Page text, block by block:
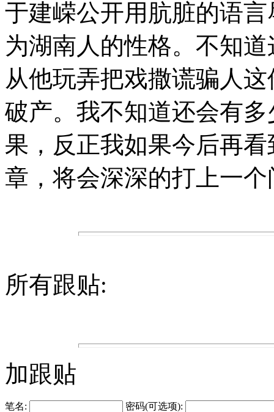
于建嵘公开用肮脏的语
为湖南人的性格。不知
从他玩弄把戏撒谎骗人
破产。我不知道还会有
果，反正我如果今后再
章，将会深深的打上一个
所有跟贴:
加跟贴
笔名: 密码(可选项):